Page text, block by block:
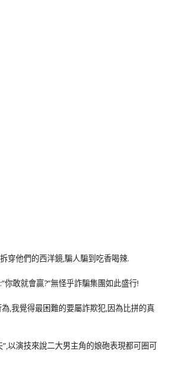
穿他們的西洋鏡,騙人騙到吃香喝辣.
你敢就會贏?”無怪乎詐騙集團如此盛行!
,我覺得最困難的要屬詐欺犯,因為比拼的真
以演技來說二大男主角的娘砲表現都可圈可